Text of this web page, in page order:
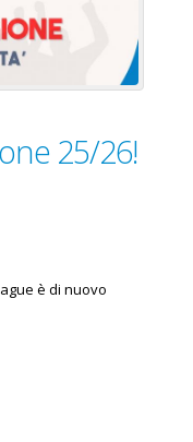
25/26!
è di nuovo